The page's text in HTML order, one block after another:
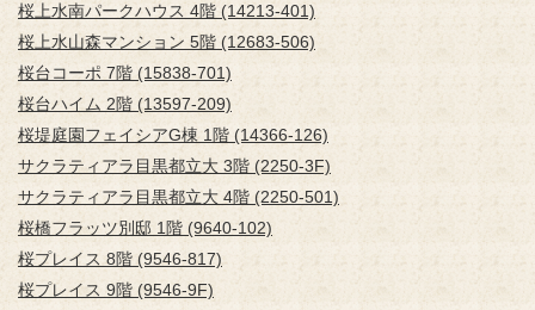
桜上水南パークハウス 4階 (14213-401)
桜上水山森マンション 5階 (12683-506)
桜台コーポ 7階 (15838-701)
桜台ハイム 2階 (13597-209)
桜堤庭園フェイシアG棟 1階 (14366-126)
サクラティアラ目黒都立大 3階 (2250-3F)
サクラティアラ目黒都立大 4階 (2250-501)
桜橋フラッツ別邸 1階 (9640-102)
桜プレイス 8階 (9546-817)
桜プレイス 9階 (9546-9F)